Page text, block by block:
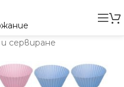
сервиране